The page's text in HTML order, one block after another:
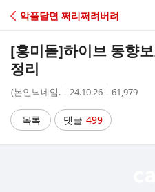
C
A
악플달면 쩌리쩌려버려
[흥미돋]하이브 동향
정리
작
자
(본인닉네임.
작
시
간
24.10.26
조
61,979
목록 댓글 499